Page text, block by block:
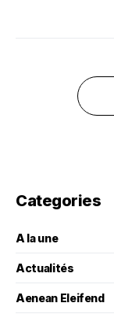
Categories
A la une
Actualités
Aenean Eleifend